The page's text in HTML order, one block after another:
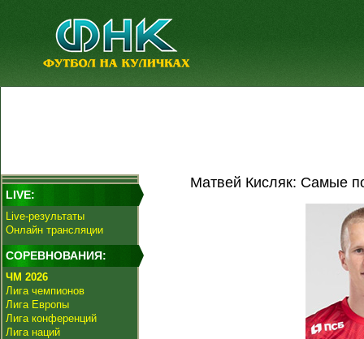
LIVE:
Live-результаты
Онлайн трансляции
СОРЕВНОВАНИЯ:
ЧМ 2026
Лига чемпионов
Лига Европы
Лига конференций
Лига наций
Матвей Кисляк: Самые